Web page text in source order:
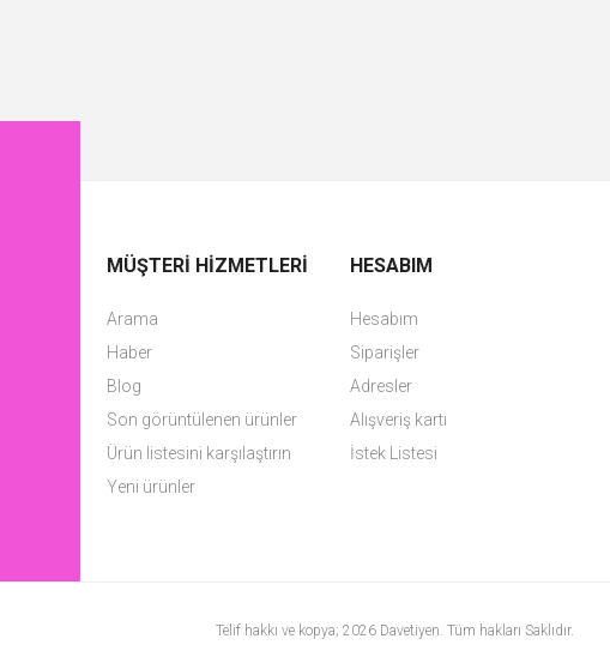
MÜŞTERI HIZMETLERI
Arama
Haber
Blog
Son görüntülenen ürünler
Ürün listesini karşılaştırın
Yeni ürünler
HESABIM
Hesabım
Siparişler
Adresler
Alışveriş kartı
İstek Listesi
Telif hakkı ve kopya; 2026 Davetiyen. Tüm hakları Saklıdır.